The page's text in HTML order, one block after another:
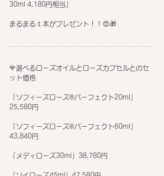
30ml 4,180円相当」
まるまる１本がプレゼント！！😍🎁
🌹選べるローズオイルとローズカプセルとのセ
ット価格
「ソフィーズローズ®パーフェクト20ml」
25,580円
「ソフィーズローズ®パーフェクト60ml」
43,840円
「メディローズ30ml」38,780円